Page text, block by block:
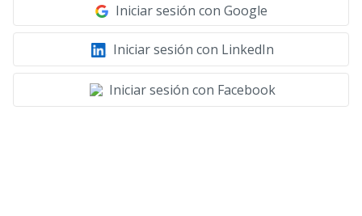
Iniciar sesión con Google
Iniciar sesión con LinkedIn
Iniciar sesión con Facebook